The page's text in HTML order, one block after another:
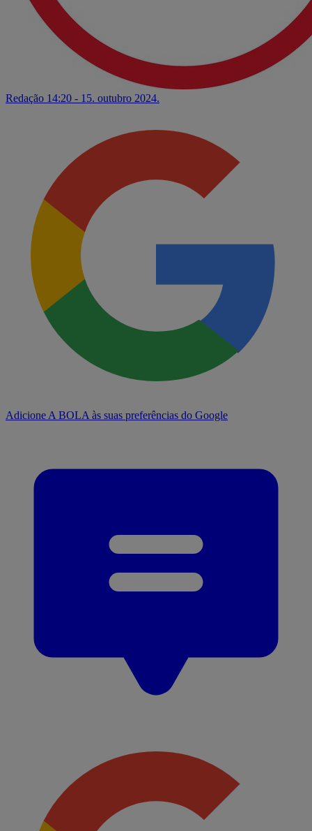
Redação 14:20 - 15. outubro 2024.
Adicione A BOLA às suas preferências do Google